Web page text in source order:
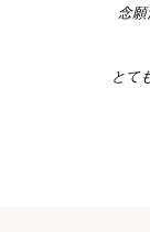
念
とて